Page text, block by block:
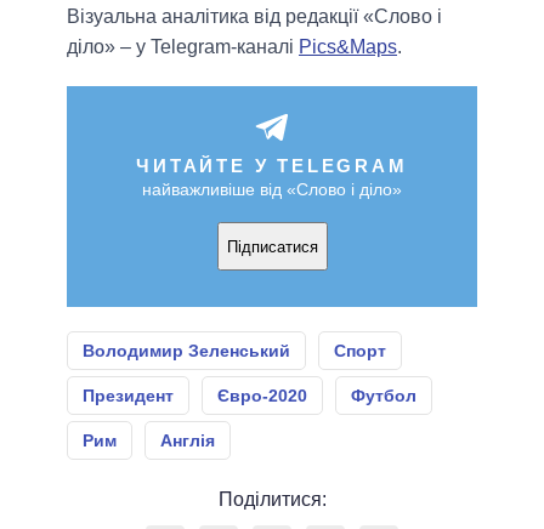
Візуальна аналітика від редакції «Слово і
діло» – у Telegram-каналі Pics&Maps.
ЧИТАЙТЕ У TELEGRAM
найважливіше від «Слово і діло»
Підписатися
Володимир Зеленський Спорт
Президент Євро-2020 Футбол
Рим Англія
Поділитися: